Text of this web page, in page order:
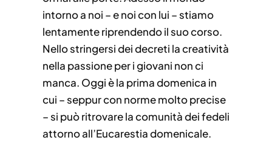
intorno a noi – e noi con lui – stiamo
lentamente riprendendo il suo corso.
Nello stringersi dei decreti la creatività
nella passione per i giovani non ci
manca. Oggi è la prima domenica in
cui – seppur con norme molto precise
– si può ritrovare la comunità dei fedeli
attorno all’Eucarestia domenicale.